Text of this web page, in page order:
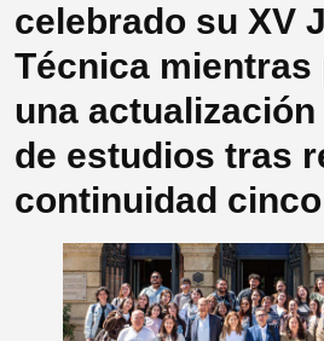
celebrado su XV
Técnica mientras
una
de estudios tras
continuidad